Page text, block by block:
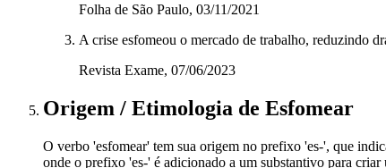
Folha de São Paulo, 03/11/2021
A crise esfomeou o mercado de trabalho, reduzindo
Revista Exame, 07/06/2023
Origem / Etimologia de Esfomear
O verbo 'esfomear' tem sua origem no prefixo 'es-', que
onde o prefixo 'es-' é adicionado a um substantivo para